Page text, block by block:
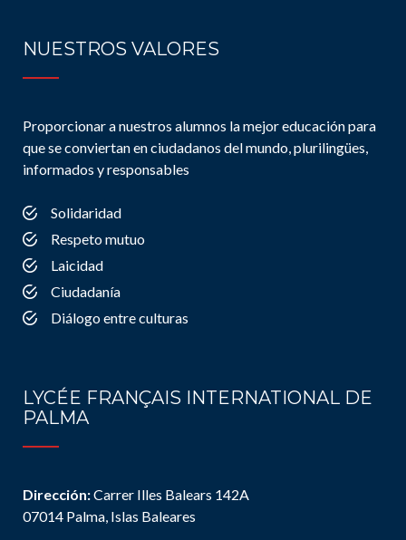
NUESTROS VALORES
Proporcionar a nuestros alumnos la mejor educación para
que se conviertan en ciudadanos del mundo, plurilingües,
informados y responsables
Solidaridad
Respeto mutuo
Laicidad
Ciudadanía
Diálogo entre culturas
LYCÉE FRANÇAIS INTERNATIONAL DE
PALMA
Dirección:Carrer Illes Balears 142A
07014 Palma, Islas Baleares